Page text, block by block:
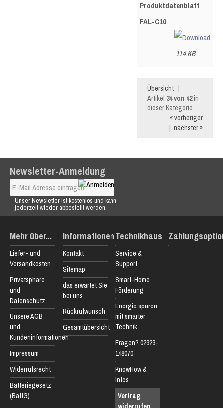
Produktdatenblatt
FAL-C10
114 KB
Übersicht |
Artikel 34 von 42in
dieser Kategorie
« vorheriger
| nächster »
Newsletter-Anmeldung
Unser Newsletter ist kostenlos und kann
jederzeit wieder abbestellt werden.
Mehr über...
Liefer- und
Versandkosten
Privatsphäre
und
Datenschutz
Unsere AGB
und
Kundeninformationen
Impressum
Widerrufsrecht
Batteriegesetz
(BattG)
Informationen
Kontakt
Sitemap
das erwartet Sie
bei uns...
Rückrufwunsch
Gesamtübersicht
Technikhaus
Service &
Support
Smart-Home
Förderung
Energie sparen
mit smarter
Technik
Fragen? 02323-
148070
KnowHow &
Infos
Vertrag
widerrufen